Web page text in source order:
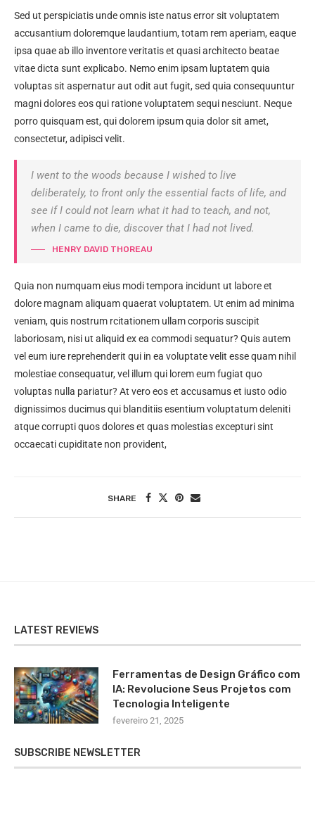
Sed ut perspiciatis unde omnis iste natus error sit voluptatem
accusantium doloremque laudantium, totam rem aperiam, eaque
ipsa quae ab illo inventore veritatis et quasi architecto beatae
vitae dicta sunt explicabo. Nemo enim ipsam luptatem quia
voluptas sit aspernatur aut odit aut fugit, sed quia consequuntur
magni dolores eos qui ratione voluptatem sequi nesciunt. Neque
porro quisquam est, qui dolorem ipsum quia dolor sit amet,
consectetur, adipisci velit.
I went to the woods because I wished to live
deliberately, to front only the essential facts of life, and
see if I could not learn what it had to teach, and not,
when I came to die, discover that I had not lived.
HENRY DAVID THOREAU
Quia non numquam eius modi tempora incidunt ut labore et
dolore magnam aliquam quaerat voluptatem. Ut enim ad minima
veniam, quis nostrum rcitationem ullam corporis suscipit
laboriosam, nisi ut aliquid ex ea commodi sequatur? Quis autem
vel eum iure reprehenderit qui in ea voluptate velit esse quam nihil
molestiae consequatur, vel illum qui lorem eum fugiat quo
voluptas nulla pariatur? At vero eos et accusamus et iusto odio
dignissimos ducimus qui blanditiis esentium voluptatum deleniti
atque corrupti quos dolores et quas molestias excepturi sint
occaecati cupiditate non provident,
SHARE
LATEST REVIEWS
Ferramentas de Design Gráfico com
IA: Revolucione Seus Projetos com
Tecnologia Inteligente
fevereiro 21, 2025
SUBSCRIBE NEWSLETTER